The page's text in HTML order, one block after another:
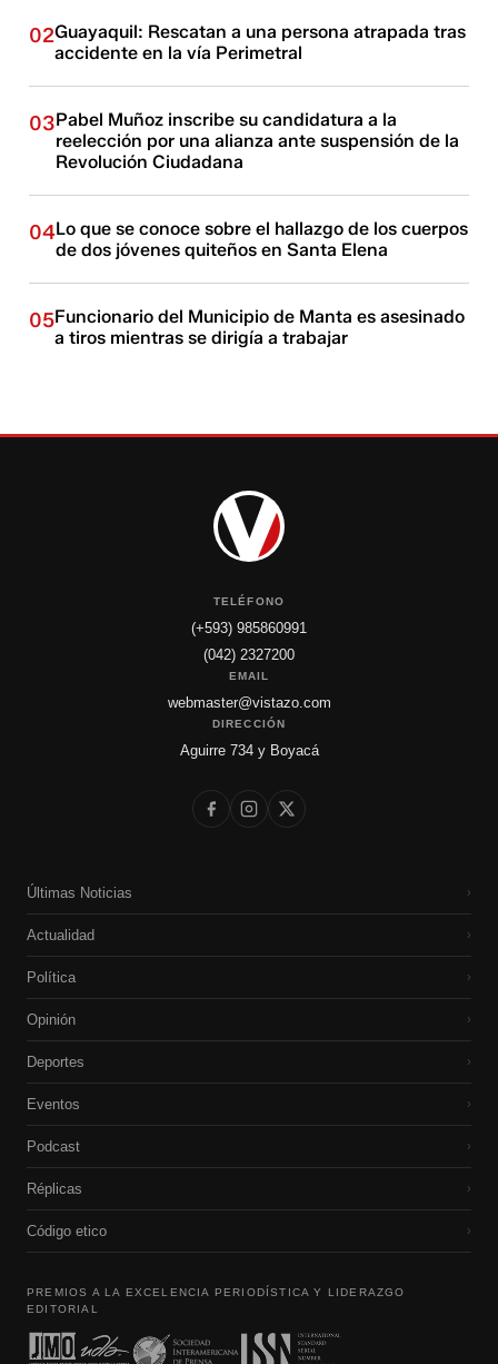
02Guayaquil: Rescatan a una persona atrapada tras
accidente en la vía Perimetral
03Pabel Muñoz inscribe su candidatura a la
reelección por una alianza ante suspensión de la
Revolución Ciudadana
04Lo que se conoce sobre el hallazgo de los cuerpos
de dos jóvenes quiteños en Santa Elena
05Funcionario del Municipio de Manta es asesinado
a tiros mientras se dirigía a trabajar
TELÉFONO
(+593) 985860991
(042) 2327200
EMAIL
webmaster@vistazo.com
DIRECCIÓN
Aguirre 734 y Boyacá
Últimas Noticias ›
Actualidad ›
Política ›
Opinión ›
Deportes ›
Eventos ›
Podcast ›
Réplicas ›
Código etico ›
PREMIOS A LA EXCELENCIA PERIODÍSTICA Y LIDERAZGO
EDITORIAL